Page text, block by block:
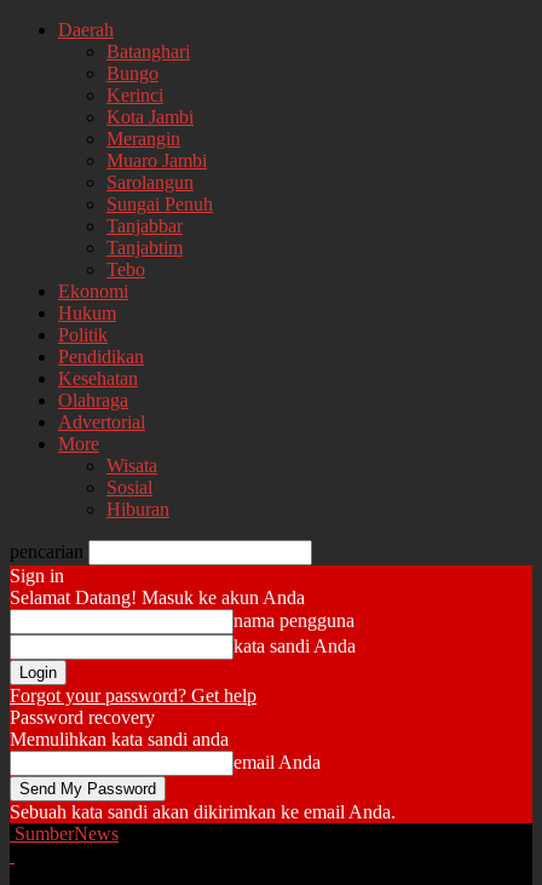
Daerah
Batanghari
Bungo
Kerinci
Kota Jambi
Merangin
Muaro Jambi
Sarolangun
Sungai Penuh
Tanjabbar
Tanjabtim
Tebo
Ekonomi
Hukum
Politik
Pendidikan
Kesehatan
Olahraga
Advertorial
More
Wisata
Sosial
Hiburan
pencarian
Sign in
Selamat Datang! Masuk ke akun Anda
nama pengguna
kata sandi Anda
Forgot your password? Get help
Password recovery
Memulihkan kata sandi anda
email Anda
Sebuah kata sandi akan dikirimkan ke email Anda.
SumberNews